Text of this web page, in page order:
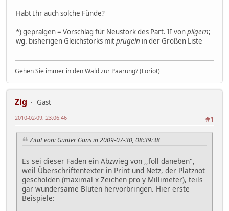
Habt Ihr auch solche Fünde?
*) gepralgen = Vorschlag für Neustork des Part. II vonpilgern;
wg. bisherigen Gleichstorks mitprügeln in der Großen Liste
Gehen Sie immer in den Wald zur Paarung? (Loriot)
Zig
Gast
#1
2010-02-09, 23:06:46
Zitat von: Günter Gans in 2009-07-30, 08:39:38
Es sei dieser Faden ein Abzwieg von ,,foll daneben",
weil Überschriftentexter in Print und Netz, der Platznot
gescholden (maximal x Zeichen pro y Millimeter), teils
gar wundersame Blüten hervorbringen. Hier erste
Beispiele: